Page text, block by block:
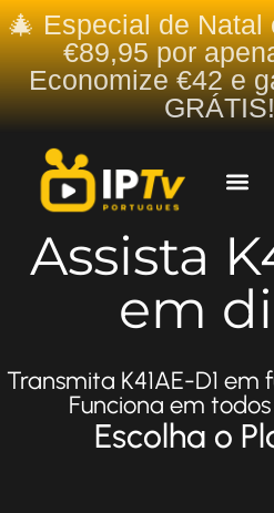
🎄 Especial de Natal
€89,95 por
Economize €42 e
Assista
em
Transmita K41AE-D1 em
Funciona em
Escolha o